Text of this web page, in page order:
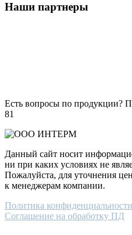
Наши партнеры
Есть вопросы по продукции?
81
Данный сайт носит
ни при каких условиях не
Пожалуйста, для уточнения
к менеджерам компании.
Политика конфиденциальности
Соглашение на обработку ПД